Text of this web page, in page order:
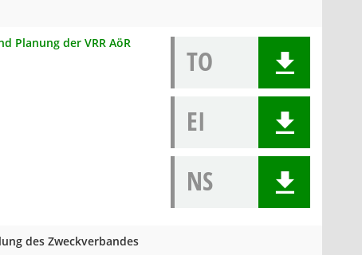
Planung der VRR AöR
TO
EI
NS
des Zweckverbandes